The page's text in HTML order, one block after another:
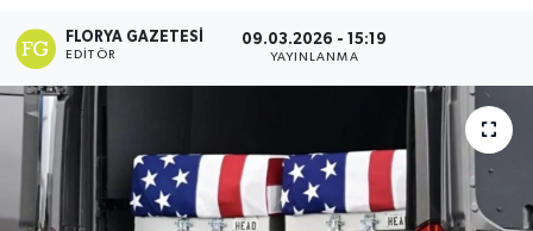
FLORYA GAZETESI
EDITÖR
09.03.2026 - 15:19
YAYINLANMA